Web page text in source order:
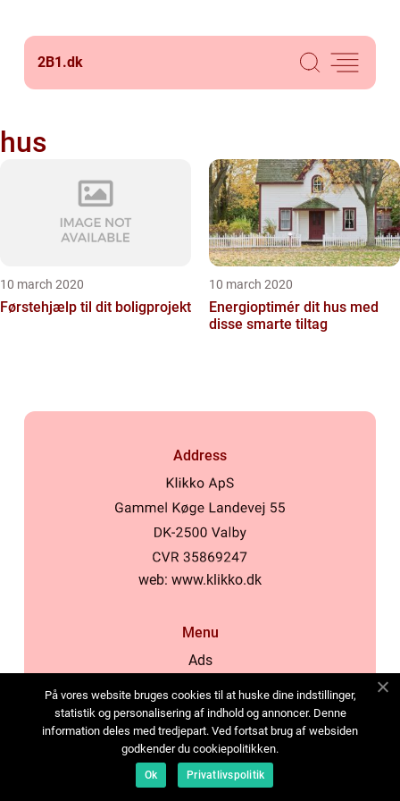
2B1.dk
hus
10 march 2020
Førstehjælp til dit boligprojekt
10 march 2020
Energioptimér dit hus med
disse smarte tiltag
Address
web: www.klikko.dk
Menu
Ads
Cookies
Contact
Sitemap
På vores website bruges cookies til at huske dine indstillinger,
statistik og personalisering af indhold og annoncer. Denne
information deles med tredjepart. Ved fortsat brug af websiden
godkender du cookiepolitikken.
Ok Privatlivspolitik